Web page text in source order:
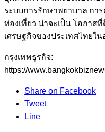
ระบบการรักษาพยาบาล กา
ท่องเที่ยว น่าจะเป็น โอกาส
เศรษฐกิจของประเทศไทยใ
กรุงเทพธูรกิจ:
https://
Share on Facebook
Tweet
Line